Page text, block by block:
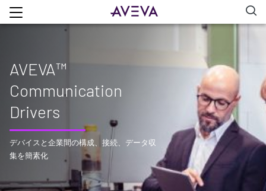
AVEVA™
Communication
Drivers
デバイスと企業間の構成、接続、データ収
集を簡素化